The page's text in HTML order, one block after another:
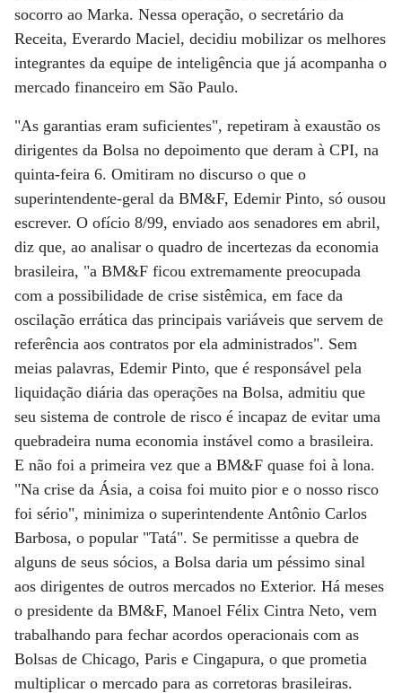
socorro ao Marka. Nessa operação, o secretário da
Receita, Everardo Maciel, decidiu mobilizar os melhores
integrantes da equipe de inteligência que já acompanha o
mercado financeiro em São Paulo.
"As garantias eram suficientes", repetiram à exaustão os
dirigentes da Bolsa no depoimento que deram à CPI, na
quinta-feira 6. Omitiram no discurso o que o
superintendente-geral da BM&F, Edemir Pinto, só ousou
escrever. O ofício 8/99, enviado aos senadores em abril,
diz que, ao analisar o quadro de incertezas da economia
brasileira, "a BM&F ficou extremamente preocupada
com a possibilidade de crise sistêmica, em face da
oscilação errática das principais variáveis que servem de
referência aos contratos por ela administrados". Sem
meias palavras, Edemir Pinto, que é responsável pela
liquidação diária das operações na Bolsa, admitiu que
seu sistema de controle de risco é incapaz de evitar uma
quebradeira numa economia instável como a brasileira.
E não foi a primeira vez que a BM&F quase foi à lona.
"Na crise da Ásia, a coisa foi muito pior e o nosso risco
foi sério", minimiza o superintendente Antônio Carlos
Barbosa, o popular "Tatá". Se permitisse a quebra de
alguns de seus sócios, a Bolsa daria um péssimo sinal
aos dirigentes de outros mercados no Exterior. Há meses
o presidente da BM&F, Manoel Félix Cintra Neto, vem
trabalhando para fechar acordos operacionais com as
Bolsas de Chicago, Paris e Cingapura, o que prometia
multiplicar o mercado para as corretoras brasileiras.